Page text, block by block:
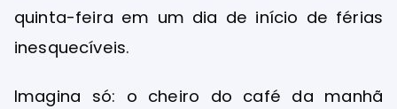
quinta-feira em um dia de início de férias
inesquecíveis.
Imagina só: o cheiro do café da manhã